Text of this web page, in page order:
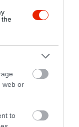
the
web or
to